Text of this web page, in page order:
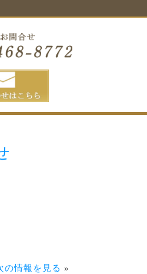
の情報を見る »